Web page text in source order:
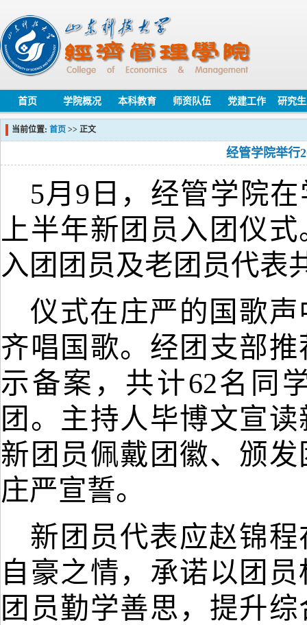
首页 学院概况 本科教育 师资队伍 党建工作 研究
当前位置: 首页 >> 正文
经管学院举行
5月9日，经管学院
上半年新团员入团仪
入团团员及老团员代表
仪式在庄严的国歌
齐唱国歌。经团支部
示备案，共计62名同
团。主持人毕博文宣
新团员佩戴团徽、颁
庄严宣誓。
新团员代表应赵锦程
自豪之情，承诺以团
团员勤学善思，提升